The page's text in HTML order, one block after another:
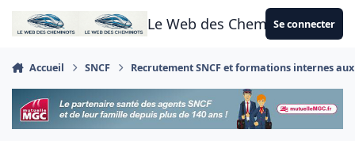
Aller au contenu
Le Web des CheminotsSe connecter
Accueil SNCF Recrutement SNCF et formations internes